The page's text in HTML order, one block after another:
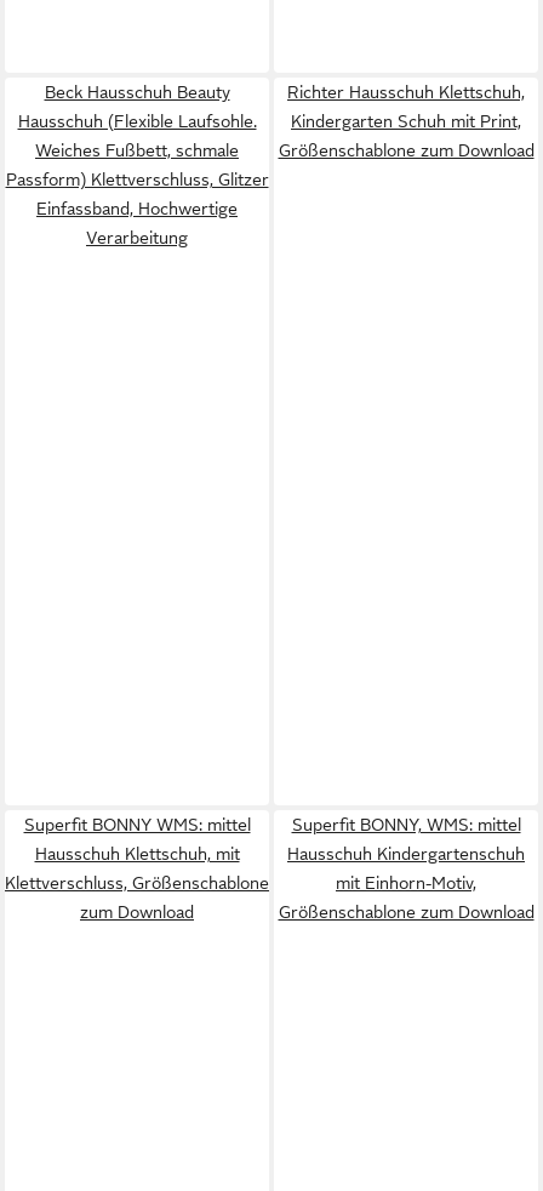
Beck Hausschuh Beauty
Hausschuh (Flexible Laufsohle.
Weiches Fußbett, schmale
Passform) Klettverschluss, Glitzer
Einfassband, Hochwertige
Verarbeitung
Richter Hausschuh Klettschuh,
Kindergarten Schuh mit Print,
Größenschablone zum Download
Superfit BONNY WMS: mittel
Hausschuh Klettschuh, mit
Klettverschluss, Größenschablone
zum Download
Superfit BONNY, WMS: mittel
Hausschuh Kindergartenschuh
mit Einhorn-Motiv,
Größenschablone zum Download